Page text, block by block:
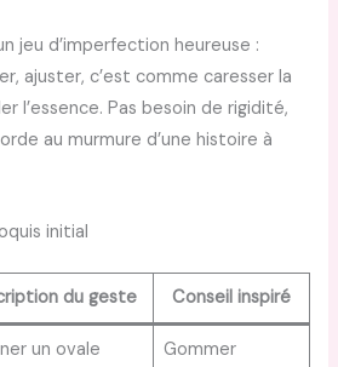
jeu d’imperfection heureuse :
ajuster, c’est comme caresser la
l’essence. Pas besoin de rigidité,
au murmure d’une histoire à
initial
du geste Conseil inspiré
un ovale
Gommer